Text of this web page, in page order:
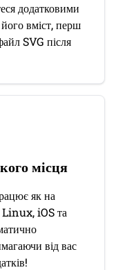
додатковими
вміст, перш
SVG після
місця
як на
iOS та
від вас